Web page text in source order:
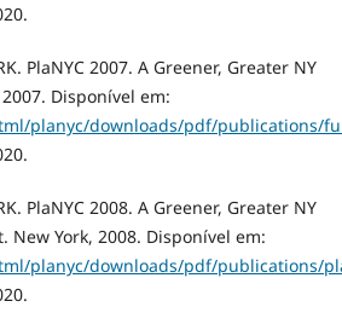
PlaNYC 2007. A Greener, Greater NY
Disponível em:
planyc/downloads/pdf/publications/
PlaNYC 2008. A Greener, Greater NY
New York, 2008. Disponível em:
planyc/downloads/pdf/publications/